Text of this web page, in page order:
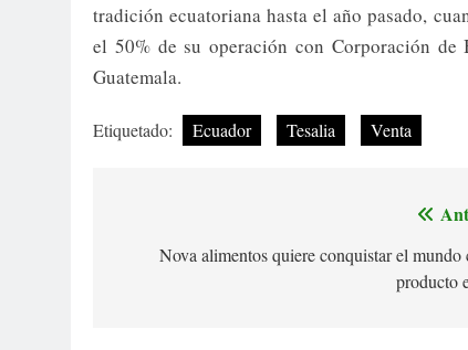
tradición ecuatoriana hasta el año pasado,
el 50% de su operación con Corporación de
Guatemala.
Etiquetado: Ecuador Tesalia Venta
Nova alimentos quiere conquistar el mundo
producto